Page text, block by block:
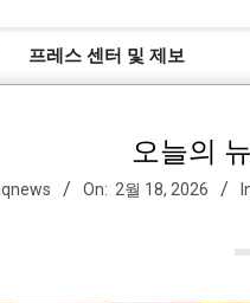
프레스 센터 및 제보
오늘의
On: 2월 18, 2026